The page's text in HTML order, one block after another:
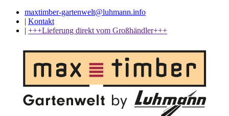
maxtimber-gartenwelt@luhmann.info
| Kontakt
| +++Lieferung direkt vom Großhändler+++